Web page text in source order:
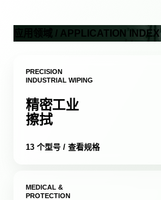
应用领域 / APPLICATION INDEX
PRECISION
INDUSTRIAL WIPING
精密工业
擦拭
13 个型号 / 查看规格
MEDICAL &
PROTECTION